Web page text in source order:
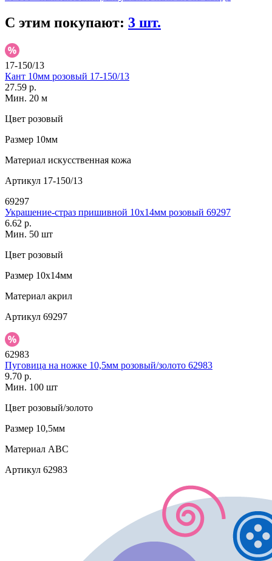
С этим покупают: 3 шт.
17-150/13
Кант 10мм розовый 17-150/13
27.59 р.
Мин. 20 м
Цвет розовый
Размер 10мм
Материал искусственная кожа
Артикул 17-150/13
69297
Украшение-страз пришивной 10х14мм розовый 69297
6.62 р.
Мин. 50 шт
Цвет розовый
Размер 10х14мм
Материал акрил
Артикул 69297
62983
Пуговица на ножке 10,5мм розовый/золото 62983
9.70 р.
Мин. 100 шт
Цвет розовый/золото
Размер 10,5мм
Материал АВС
Артикул 62983